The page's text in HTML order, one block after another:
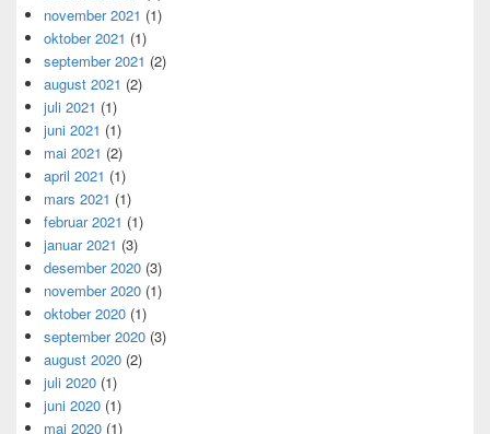
november 2021 (1)
oktober 2021 (1)
september 2021 (2)
august 2021 (2)
juli 2021 (1)
juni 2021 (1)
mai 2021 (2)
april 2021 (1)
mars 2021 (1)
februar 2021 (1)
januar 2021 (3)
desember 2020 (3)
november 2020 (1)
oktober 2020 (1)
september 2020 (3)
august 2020 (2)
juli 2020 (1)
juni 2020 (1)
mai 2020 (1)